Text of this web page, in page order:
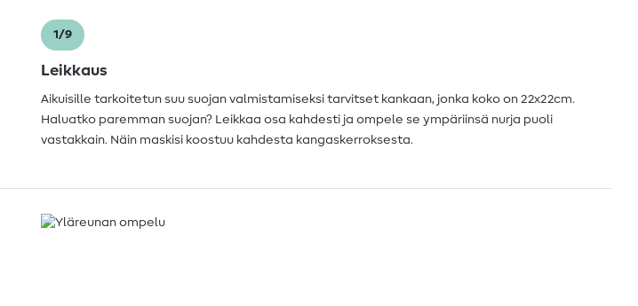
1/9
Leikkaus
Aikuisille tarkoitetun suu suojan valmistamiseksi tarvitset kankaan, jonka koko on 22x22cm.
Haluatko paremman suojan? Leikkaa osa kahdesti ja ompele se ympäriinsä nurja puoli
vastakkain. Näin maskisi koostuu kahdesta kangaskerroksesta.